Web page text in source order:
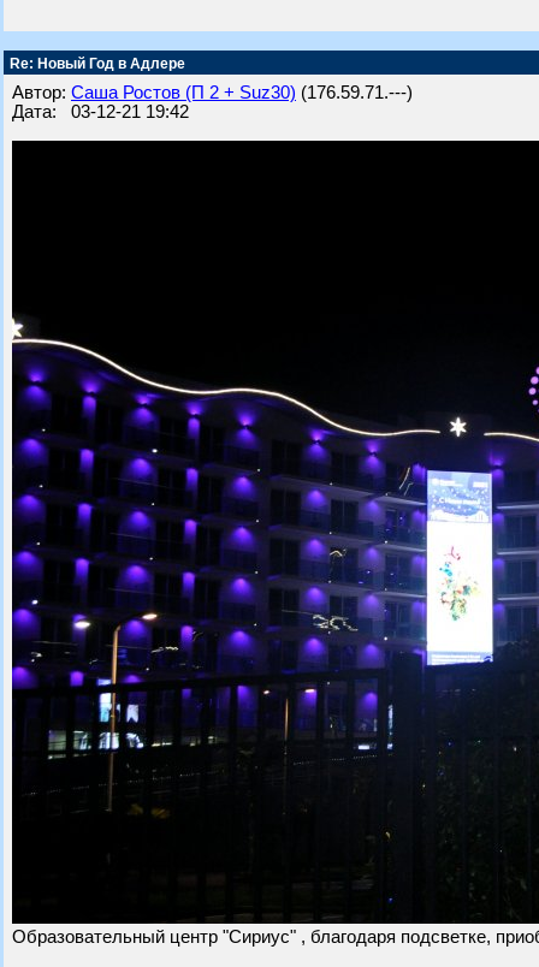
Re: Новый Год в Адлере
Автор: Саша Ростов (П 2 + Suz30) (176.59.71.---)
Дата: 03-12-21 19:42
Образовательный центр "Сириус" , благодаря подсветке,